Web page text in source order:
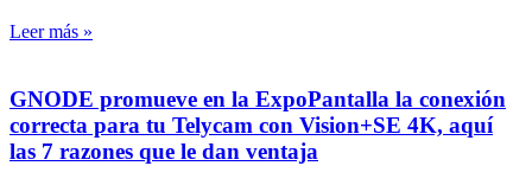
Leer más »
GNODE promueve en la ExpoPantalla la conexión
correcta para tu Telycam con Vision+SE 4K, aquí
las 7 razones que le dan ventaja